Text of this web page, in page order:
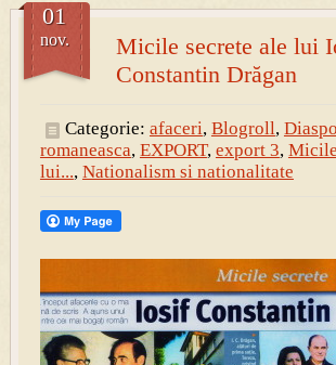
Micile secrete ale lui
Constantin Drăgan
01
nov.
Categorie: afaceri, Blogroll,
romaneasca, EXPORT, export 3,
lui..., Nationalism si nationalitate